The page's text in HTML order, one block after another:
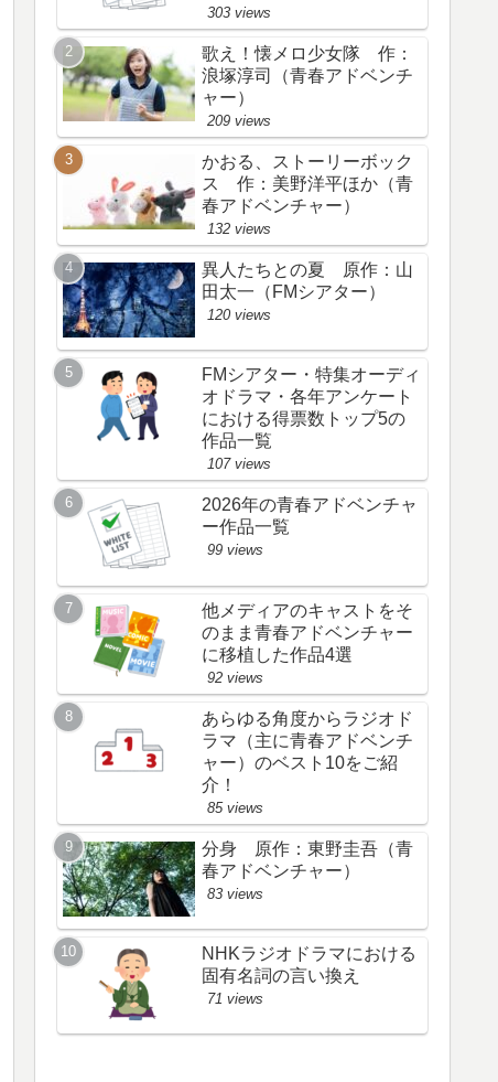
303 views
歌え！懐メロ少女隊 作：
浪塚淳司（青春アドベンチ
ャー）
209 views
かおる、ストーリーボック
ス 作：美野洋平ほか（青
春アドベンチャー）
132 views
異人たちとの夏 原作：山
田太一（FMシアター）
120 views
FMシアター・特集オーディ
オドラマ・各年アンケート
における得票数トップ5の
作品一覧
107 views
2026年の青春アドベンチャ
ー作品一覧
99 views
他メディアのキャストをそ
のまま青春アドベンチャー
に移植した作品4選
92 views
あらゆる角度からラジオド
ラマ（主に青春アドベンチ
ャー）のベスト10をご紹
介！
85 views
分身 原作：東野圭吾（青
春アドベンチャー）
83 views
NHKラジオドラマにおける
固有名詞の言い換え
71 views